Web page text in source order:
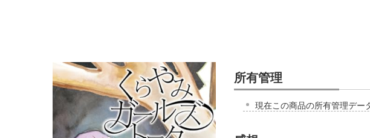
所有管理
現在この商品の所有管理デー